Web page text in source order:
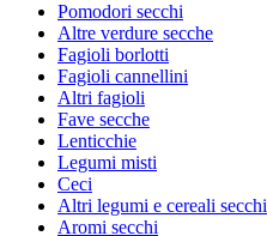
Pomodori secchi
Altre verdure secche
Fagioli borlotti
Fagioli cannellini
Altri fagioli
Fave secche
Lenticchie
Legumi misti
Ceci
Altri legumi e cereali secchi
Aromi secchi